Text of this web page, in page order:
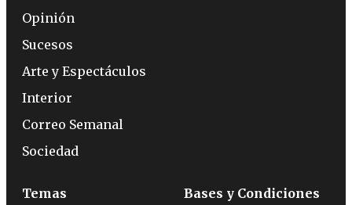
Opinión
Sucesos
Arte y Espectáculos
Interior
Correo Semanal
Sociedad
Temas
Bases y Condiciones